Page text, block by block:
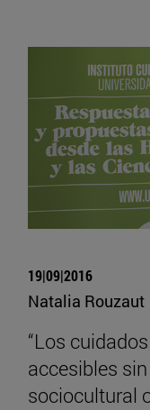
19|09|2016
Natalia Rouzaut
“Los
accesibles
sociocultural